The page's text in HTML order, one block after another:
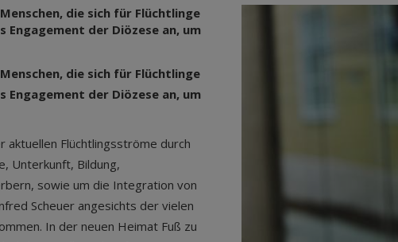
die sich für Flüchtlinge
der Diözese an, um
die sich für Flüchtlinge
der Diözese an, um
Flüchtlingsströme durch
Unterkunft, Bildung,
sowie um die Integration von
Scheuer angesichts der vielen
In der neuen Heimat Fuß zu